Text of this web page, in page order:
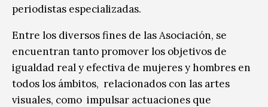
periodistas especializadas.
Entre los diversos fines de las Asociación, se
encuentran tanto promover los objetivos de
igualdad real y efectiva de mujeres y hombres en
todos los ámbitos, relacionados con las artes
visuales, como impulsar actuaciones que